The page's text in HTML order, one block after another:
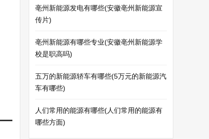
亳州新能源发电有哪些(安徽亳州新能源宣
传片)
亳州新能源有哪些专业(安徽亳州新能源学
校是职高吗)
五万的新能源轿车有哪些(5万元的新能源汽
车有哪些)
人们常用的能源有哪些(人们常用的能源有
哪些方面)